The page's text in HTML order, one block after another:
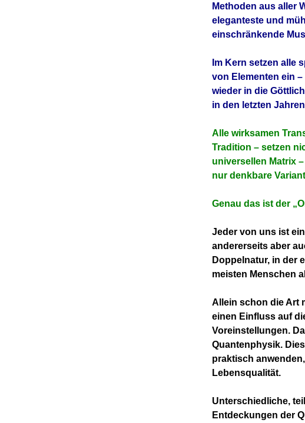
Methoden aus aller
eleganteste und
einschränkende
Im Kern setzen alle
von Elementen ein
wieder in die
in den letzten
Alle wirksamen
Tradition – setzen
universellen Matrix
nur denkbare
Genau das ist der
Jeder von uns ist
andererseits aber
Doppelnatur, in der
meisten Menschen
Allein schon die Art
einen Einfluss auf
Voreinstellungen.
Quantenphysik.
praktisch
Lebensqualität.
Unterschiedliche,
Entdeckungen der